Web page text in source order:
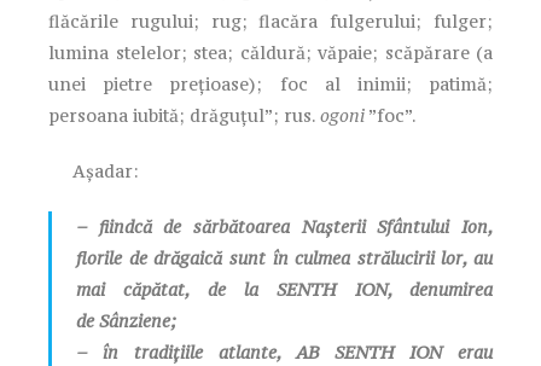
flăcările rugului; rug; flacăra fulgerului; fulger;
lumina stelelor; stea; căldură; văpaie; scăpărare (a
unei pietre prețioase); foc al inimii; patimă;
persoana iubită; drăguțul”; rus. ogoni ”foc”.
Așadar:
– fiindcă de sărbătoarea Nașterii Sfântului Ion,
florile de drăgaică sunt în culmea strălucirii lor, au
mai căpătat, de la SENTH ION, denumirea
deSânziene;
– în tradițiile atlante, AB SENTH ION erau